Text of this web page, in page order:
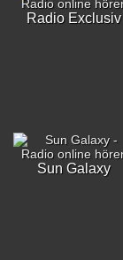
Radio Exclusiv
Sun Galaxy